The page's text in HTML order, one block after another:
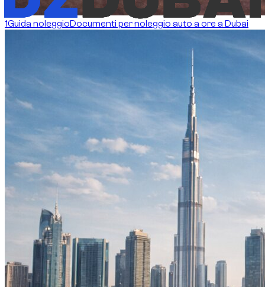
1Guida noleggioDocumenti per noleggio auto a ore a Dubai